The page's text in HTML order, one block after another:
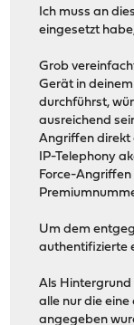
Ich muss an
eingesetzt
Grob
Gerät in
durchführst,
ausreichend
Angriffen direkt
IP-Telephony
Force-
Um dem
authentifizierte
Als Hintergrund
alle nur die eine
angegeben